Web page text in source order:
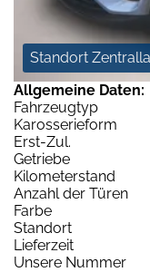
Standort
Allgemeine Daten:
Fahrzeugtyp
Karosserieform
Erst-Zul.
Getriebe
Kilometerstand
Anzahl der Türen
Farbe
Standort
Lieferzeit
Unsere Nummer